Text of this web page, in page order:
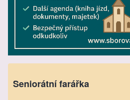
Seniorátní farářka